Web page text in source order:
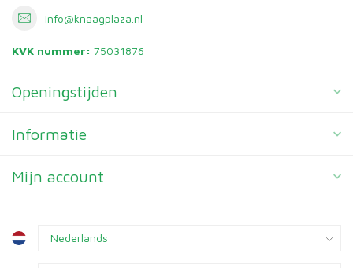
info@knaagplaza.nl
KVK nummer: 75031876
Openingstijden
Informatie
Mijn account